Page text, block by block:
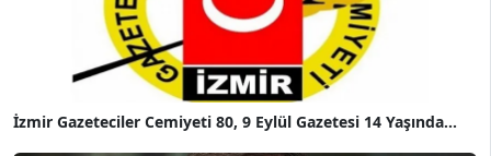
İzmir Gazeteciler Cemiyeti 80, 9 Eylül Gazetesi 14 Yaşında...